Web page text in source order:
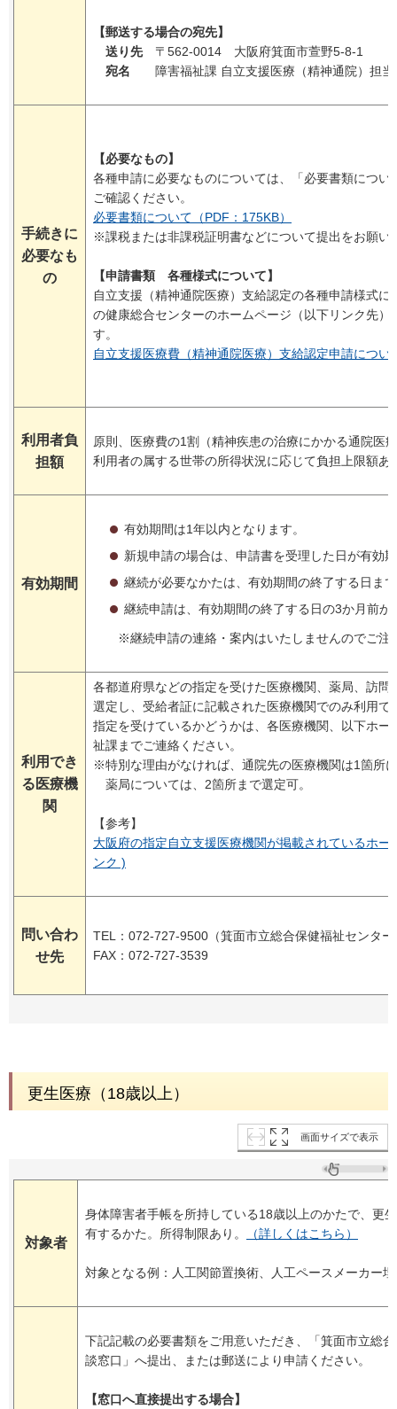
【郵送する場合の宛先】
送り先〒562-0014 大阪府箕面市萱野5-8-1
宛名
障害福祉課 自立支援医療（精神通院）担当
手続きに
必要なも
の
【必要なもの】
各種申請に必要なものについては、「必要書類につい
ご確認ください。
必要書類について（PDF：175KB）
※課税または非課税証明書などについて提出をお願い
【申請書類 各種様式について】
自立支援（精神通院医療）支給認定の各種申請様式に
の健康総合センターのホームページ（以下リンク先）
す。
自立支援医療費（精神通院医療）支給認定申請につ
利用者負
担額
原則、医療費の1割（精神疾患の治療にかかる通院医
利用者の属する世帯の所得状況に応じて負担上限額あ
有効期間
有効期間は1年以内となります。
新規申請の場合は、申請書を受理した日が有効
継続が必要なかたは、有効期間の終了する日ま
継続申請は、有効期間の終了する日の3か月前か
※継続申請の連絡・案内はいたしませんのでご注
利用でき
る医療機
関
各都道府県などの指定を受けた医療機関、薬局、訪問
選定し、受給者証に記載された医療機関でのみ利用で
指定を受けているかどうかは、各医療機関、以下ホー
祉課までご連絡ください。
※特別な理由がなければ、通院先の医療機関は1箇所
薬局については、2箇所まで選定可。
【参考】
大阪府の指定自立支援医療機関が掲載されているホー
ンク )
問い合わ
せ先
TEL：072-727-9500（箕面市立総合保健福祉センタ
FAX：072-727-3539
更生医療（18歳以上）
画面サイズで表示
対象者
身体障害者手帳を所持している18歳以上のかたで、更
有するかた。所得制限あり。
（詳しくはこちら）
対象となる例：人工関節置換術、人工ペースメーカー
下記記載の必要書類をご用意いただき、「箕面市立総
談窓口」へ提出、または郵送により申請ください。
【窓口へ直接提出する場合】